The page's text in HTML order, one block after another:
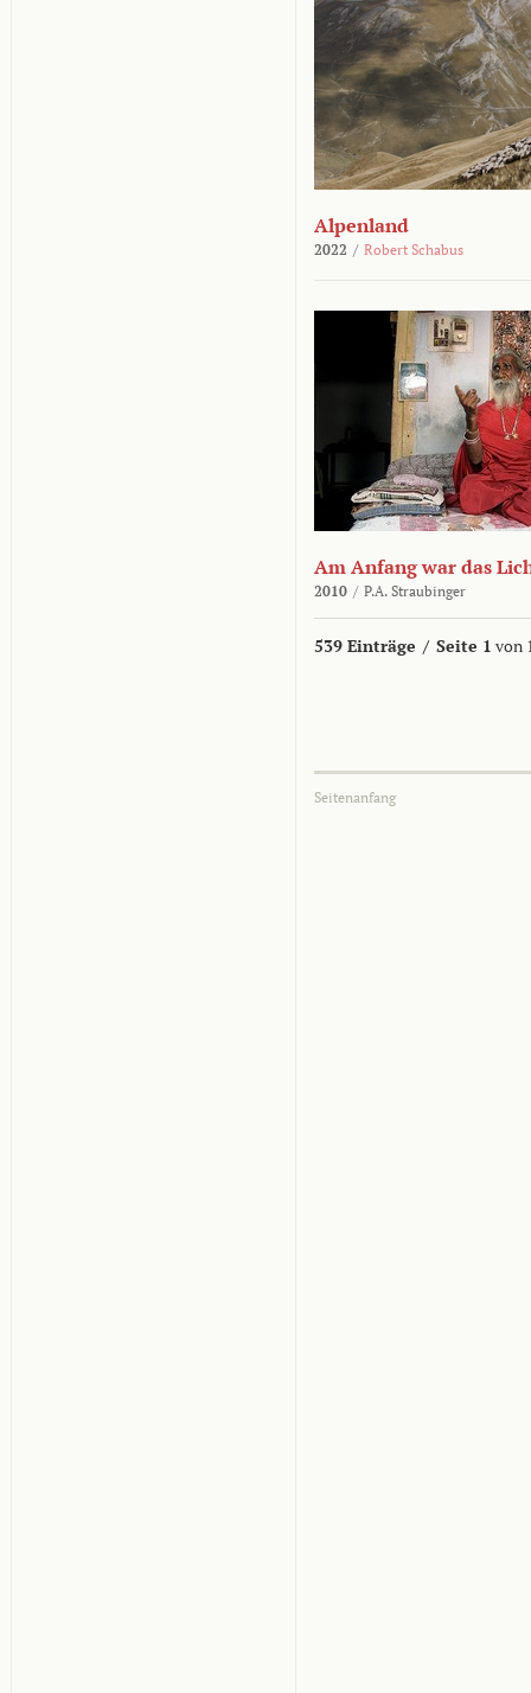
Alpenland
2022 / Robert Schabus
Am Anfang war das
2010 / P.A. Straubinger
539 Einträge / Seite 1 von
Seitenanfang